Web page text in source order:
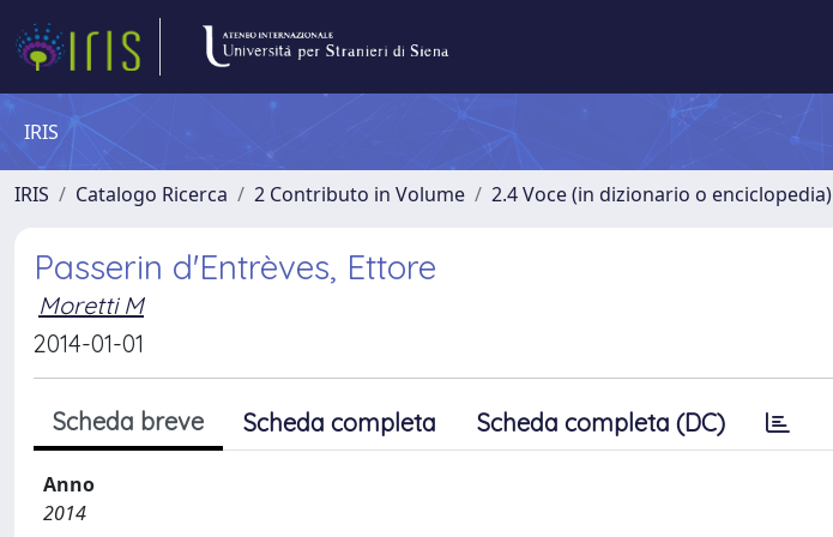
IRIS
IRIS Catalogo Ricerca 2 Contributo in Volume 2.4 Voce (in dizionario o enciclopedia)
Passerin d'Entrèves, Ettore
Moretti M
2014-01-01
Scheda breve Scheda completa Scheda completa (DC)
Anno
2014